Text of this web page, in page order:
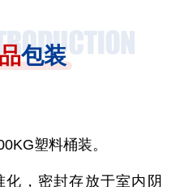
包装
塑料桶装。
，密封存放于室内阴